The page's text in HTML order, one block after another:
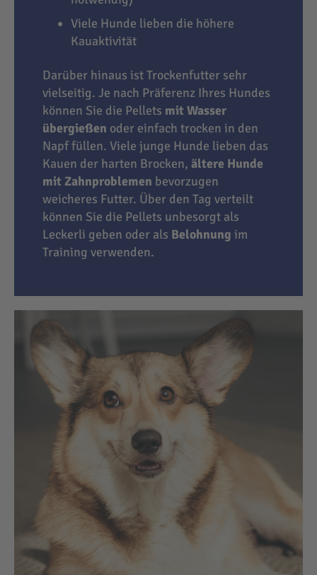
Viele Hunde lieben die höhere
Kauaktivität
Darüber hinaus ist Trockenfutter sehr
vielseitig. Je nach Präferenz Ihres Hundes
können Sie die Pellets mit Wasser
übergießen oder einfach trocken in den
Napf füllen. Viele junge Hunde lieben das
Kauen der harten Brocken, ältere Hunde
mit Zahnproblemen bevorzugen
weicheres Futter. Über den Tag verteilt
können Sie die Pellets unbesorgt als
Leckerli geben oder als Belohnung im
Training verwenden.